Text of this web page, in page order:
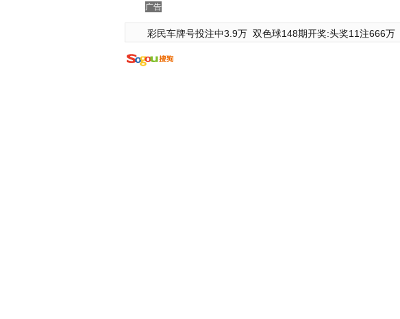
广告
彩民车牌号投注中3.9万 双色球148期开奖:头奖11注666万